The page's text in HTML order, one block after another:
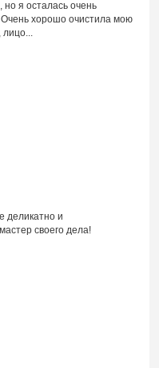
я осталась очень
Очень хорошо очистила мою
деликатно и
своего дела!